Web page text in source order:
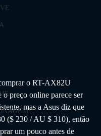
o RT-AX82U
o preço online parece ser
mas a Asus diz que
($ 230 / AU $ 310), então
um pouco antes de